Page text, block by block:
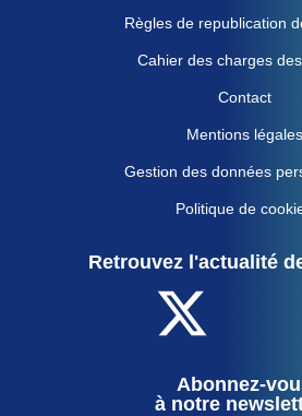
Règles de republication
Cahier des charges
Contact
Mentions légales
Gestion des données
Politique de
Retrouvez l'actualité
Abonnez-
à notre